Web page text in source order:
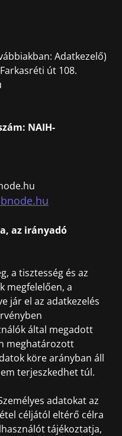
Adatkezelő)
út 108.
NAIH-
az irányadó
a tisztesség és az
megfelelően, a
jár el az adatkezelés
által megadott
meghatározott
köre arányban áll
terjeszkedhet túl.
adatokat az
céljától eltérő célra
tájékoztatja,